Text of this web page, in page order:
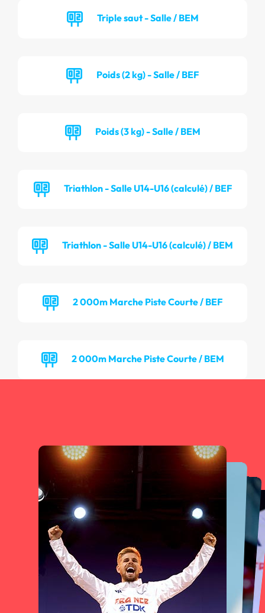
Triple saut - Salle / BEM
Poids (2 kg) - Salle / BEF
Poids (3 kg) - Salle / BEM
Triathlon - Salle U14-U16 (calculé) / BEF
Triathlon - Salle U14-U16 (calculé) / BEM
2 000m Marche Piste Courte / BEF
2 000m Marche Piste Courte / BEM